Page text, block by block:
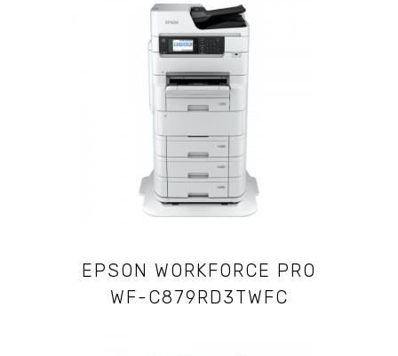
EPSON WORKFORCE PRO
WF-C879RD3TWFC